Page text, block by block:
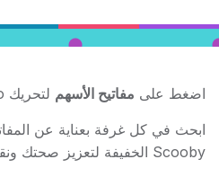
اضغط على مفاتيح الأسهم لتحريك Scooby-Doo داخل القلعة.
ابحث في كل غرفة بعناية عن
Scooby الخفيفة لتعزيز صحتك ونقاطك.